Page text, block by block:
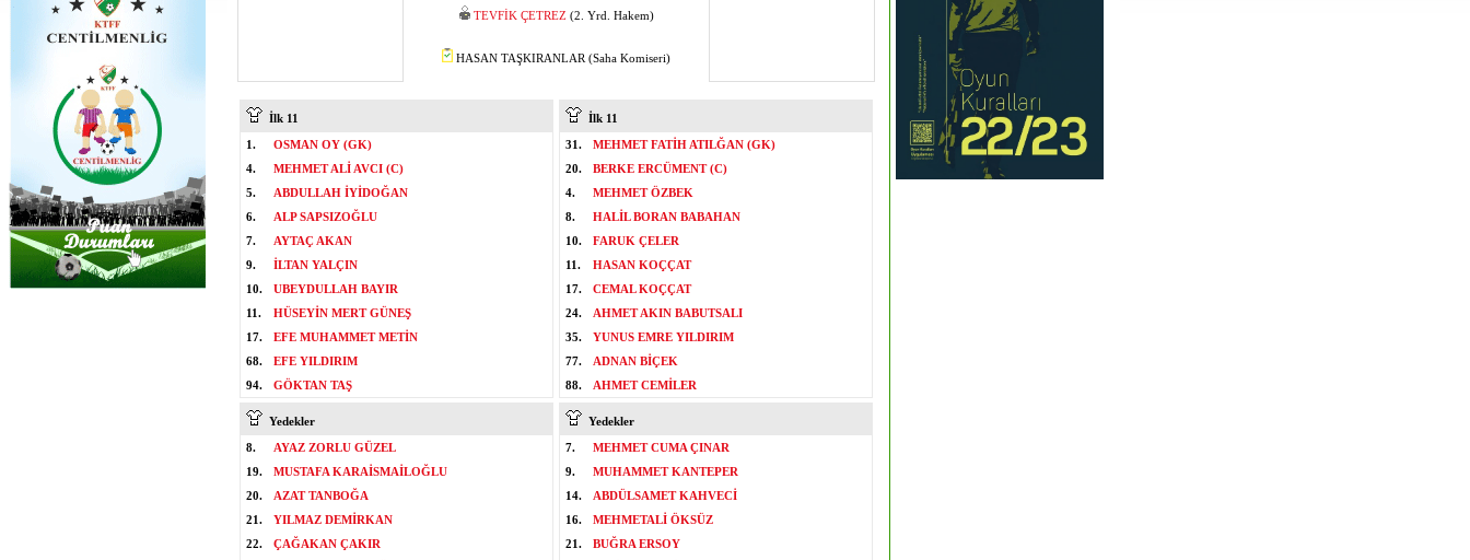
TEVFİK ÇETREZ (2. Yrd. Hakem)
HASAN TAŞKIRANLAR (Saha Komiseri)
İlk 11
1.
OSMAN OY (GK)
4.
MEHMET ALİ AVCI (C)
5.
ABDULLAH İYİDOĞAN
6.
ALP SAPSIZOĞLU
7.
AYTAÇ AKAN
9.
İLTAN YALÇIN
10.
UBEYDULLAH BAYIR
11.
HÜSEYİN MERT GÜNEŞ
17.
EFE MUHAMMET METİN
68.
EFE YILDIRIM
94.
GÖKTAN TAŞ
İlk 11
31.
MEHMET FATİH ATILĞAN (GK)
20.
BERKE ERCÜMENT (C)
4.
MEHMET ÖZBEK
8.
HALİL BORAN BABAHAN
10.
FARUK ÇELER
11.
HASAN KOÇÇAT
17.
CEMAL KOÇÇAT
24.
AHMET AKIN BABUTSALI
35.
YUNUS EMRE YILDIRIM
77.
ADNAN BİÇEK
88.
AHMET CEMİLER
Yedekler
8.
AYAZ ZORLU GÜZEL
19.
MUSTAFA KARAİSMAİLOĞLU
20.
AZAT TANBOĞA
21.
YILMAZ DEMİRKAN
22.
ÇAĞAKAN ÇAKIR
Yedekler
7.
MEHMET CUMA ÇINAR
9.
MUHAMMET KANTEPER
14.
ABDÜLSAMET KAHVECİ
16.
MEHMETALİ ÖKSÜZ
21.
BUĞRA ERSOY